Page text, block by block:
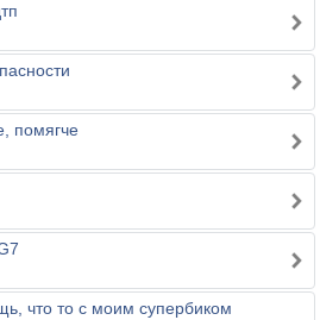
помягче
что то с моим супербиком